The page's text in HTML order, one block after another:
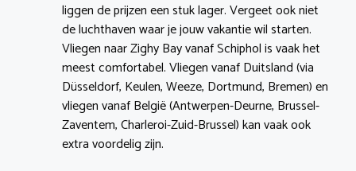
liggen de prijzen een stuk lager. Vergeet ook niet
de luchthaven waar je jouw vakantie wil starten.
Vliegen naar Zighy Bay vanaf Schiphol is vaak het
meest comfortabel. Vliegen vanaf Duitsland (via
Düsseldorf, Keulen, Weeze, Dortmund, Bremen) en
vliegen vanaf België (Antwerpen-Deurne, Brussel-
Zaventem, Charleroi-Zuid-Brussel) kan vaak ook
extra voordelig zijn.